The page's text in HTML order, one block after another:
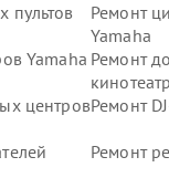
пультов
Ремонт
Yamaha
Yamaha Ремонт
центровРемонт
Ремонт